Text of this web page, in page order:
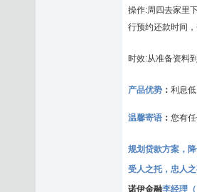
操作:周四去家里
行预约还款时间
时效:从准备资料
产品优势 ： 利息
温馨寄语 ： 您有
规划贷款方案，
受人之托，忠人
诺伊金融李经理